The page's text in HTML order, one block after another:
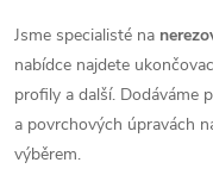
Jsme specialisté na
nabídce najdete
profily a další. Dodáváme
a povrchových úpravách
výběrem.